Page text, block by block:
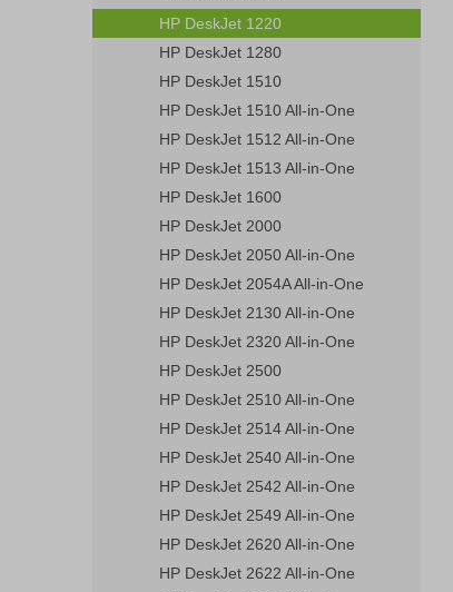
HP DeskJet 1220
HP DeskJet 1280
HP DeskJet 1510
HP DeskJet 1510 All-in-One
HP DeskJet 1512 All-in-One
HP DeskJet 1513 All-in-One
HP DeskJet 1600
HP DeskJet 2000
HP DeskJet 2050 All-in-One
HP DeskJet 2054A All-in-One
HP DeskJet 2130 All-in-One
HP DeskJet 2320 All-in-One
HP DeskJet 2500
HP DeskJet 2510 All-in-One
HP DeskJet 2514 All-in-One
HP DeskJet 2540 All-in-One
HP DeskJet 2542 All-in-One
HP DeskJet 2549 All-in-One
HP DeskJet 2620 All-in-One
HP DeskJet 2622 All-in-One